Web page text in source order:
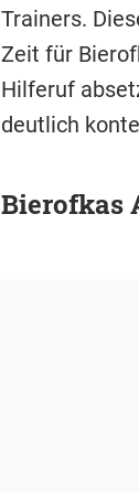
Trainers.
Zeit für
Hilferuf
deutlich
Bierofkas